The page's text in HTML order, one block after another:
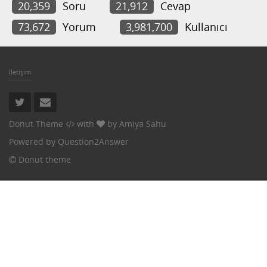
20,359 Soru 21,912
Cevap
73,672
Yorum 3,981,700 Kullanıcı
İletişim
Donut Theme with by Amiya Sahu
Powered by Question2Answer
Donut theme